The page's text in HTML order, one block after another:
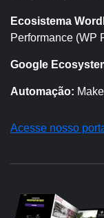
Ecosistema
Performance (WP
Google
Automação:
Acesse nosso